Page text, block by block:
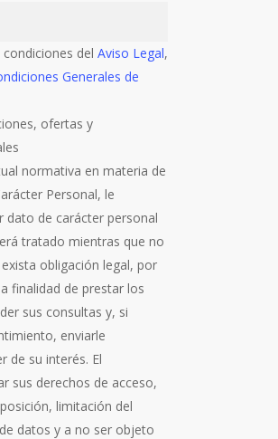
del Aviso Legal,
Generales de
ofertas y
normativa en materia de
Personal, le
dato de carácter personal
tratado mientras que no
obligación legal, por
finalidad de prestar los
sus consultas y, si
enviarle
de su interés. El
sus derechos de acceso,
limitación del
datos y a no ser objeto